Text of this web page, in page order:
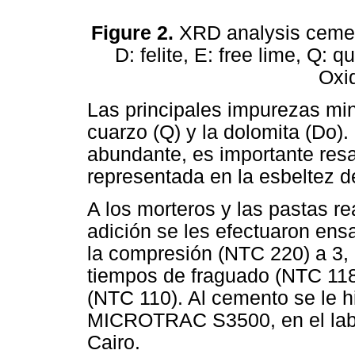
Figure 2. XRD analysis
D: felite, E: free lime, Q:
Las principales impurezas
cuarzo (Q) y la dolomita
abundante, es importante
representada en la esbeltez
A los morteros y las pastas
adición se les efectuaron
la compresión (NTC 220) a
tiempos de fraguado (NTC
(NTC 110). Al cemento se le
MICROTRAC S3500, en el
Cairo.